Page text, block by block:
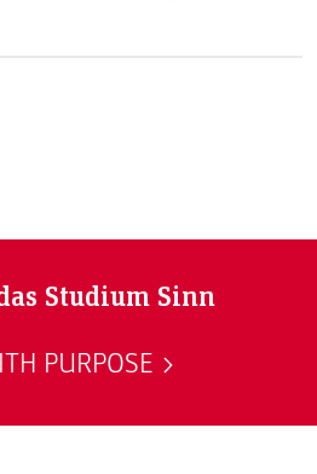
Studium Sinn
PURPOSE